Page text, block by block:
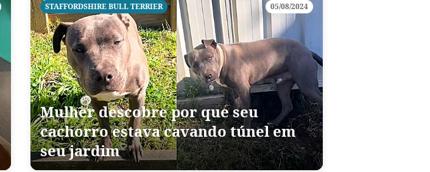
STAFFORDSHIRE BULL TERRIER 05/08/2024
Mulher descobre por que seu
cachorro estava cavando túnel em
seu jardim